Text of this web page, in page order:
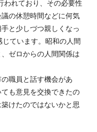
れており、その必要性
の休憩時間などに何気
と少しづつ親しくなっ
ています。昭和の人間
ゼロからの人間関係は
職員と話す機会があ
も意見を交換できたの
けたのではないかと思